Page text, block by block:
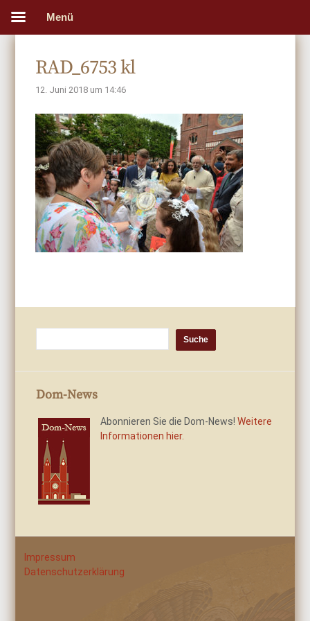
RAD_6753 kl
12. Juni 2018 um 14:46
Dom-News
Abonnieren Sie die Dom-News!Weitere
Informationen hier.
Impressum
Datenschutzerklärung
Menü